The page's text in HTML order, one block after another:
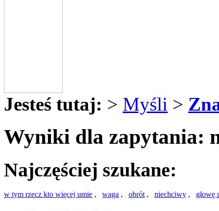
Jesteś tutaj: > Myśli >
Wyniki dla zapytania:
Najczęściej szukane:
w tym rzecz kto więcej umie , waga , obrót, niechciwy , głowę